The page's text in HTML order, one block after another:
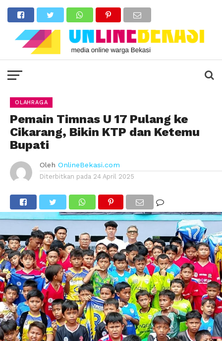
OLAHRAGA
Pemain Timnas U 17 Pulang ke
Cikarang, Bikin KTP dan Ketemu
Bupati
Oleh OnlineBekasi.com
Diterbitkan pada 24 April 2025